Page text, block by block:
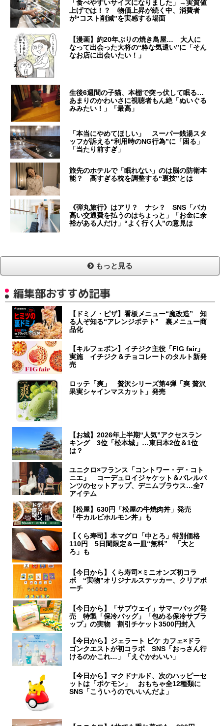
「食べやすいサイズになりました」→実質値
上げでは！？ 物価上昇が続く中、消費者
が“コスト削減”を実感する場面
【漫画】約20年ぶりの焼き鳥屋… 大人に
なって出会った大将の“粋な気遣い”に「そん
なお店に出会いたい！」
生後6週間の子猫、本棚で突っ伏して眠る…
あまりのかわいさに視聴者もん絶「ぬいぐる
みみたい！」「最高」
「本当にやめてほしい」 スーパー銭湯スタ
ッフが訴える“利用時のNG行為”に「困る」
「当たり前すぎ」
旅先のホテルで「眠れない」のは脳の防衛本
能？ 高すぎる枕を調整する“裏技”とは
《弾丸旅行》はアリ？ ナシ？ SNS「バカ
高い交通費を払うのはちょっと」「お金に余
裕がある人だけ」“よく行く人”の意見は
もっと見る
編集部おすすめ記事
【ドミノ・ピザ】看板メニュー“魔改造” 知
る人ぞ知る“アレンジポテト” 裏メニュー商
品化
【キルフェボン】イチジク主役「FIG fair」
実施 イチジク＆チョコレートのタルト新発
売
ロッテ「爽」 贅沢シリーズ第4弾「爽 贅沢
果実シャインマスカット」発売
【お城】2026年上半期“人気”アクセスラン
キング 3位「松本城」…東日本2位＆1位
は？
ユニクロ×フランス「コントワー・デ・コト
ニエ」 コーデュロイジャケット＆バレルパ
ンツのセットアップ、デニムブラウス…全7
アイテム
【松屋】630円「松屋の牛焼肉丼」発売
「牛カルビホルモン丼」も
【くら寿司】本マグロ「中とろ」特別価格
110円 5日間限定＆一皿“無料” 「大と
ろ」も
【今日から】くら寿司×ミニオンズ初コラ
ボ “実物”オリジナルステッカー、クリアポ
ーチ
【今日から】「サブウェイ」サマーバッグ発
売 特製「保冷バッグ」「包める保冷サブラ
ップ」の実物 割引チケット3500円封入
【今日から】ジェラート ピケ カフェ×ドラ
ゴンクエストが初コラボ SNS「おっさん行
けるのかこれ…」「えぐかわいい」
【今日から】マクドナルド、次のハッピーセ
ットは「ポケモン」 おもちゃ全12種類に
SNS「こういうのでいいんだよ」